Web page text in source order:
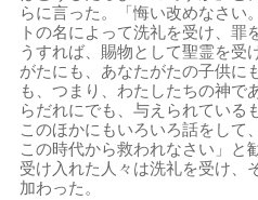
らに言った。「悔い改めなさい
トの名によって洗礼を受け、罪
うすれば、賜物として聖霊を受
がたにも、あなたがたの子供に
も、つまり、わたしたちの神で
らだれにでも、与えられている
このほかにもいろいろ話をして
この時代から救われなさい」と
受け入れた人々は洗礼を受け、
加わった。